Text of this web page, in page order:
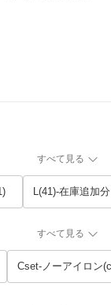
すべて見る
L(41)-在庫追加分
すべて見る
Cset-ノーアイロン